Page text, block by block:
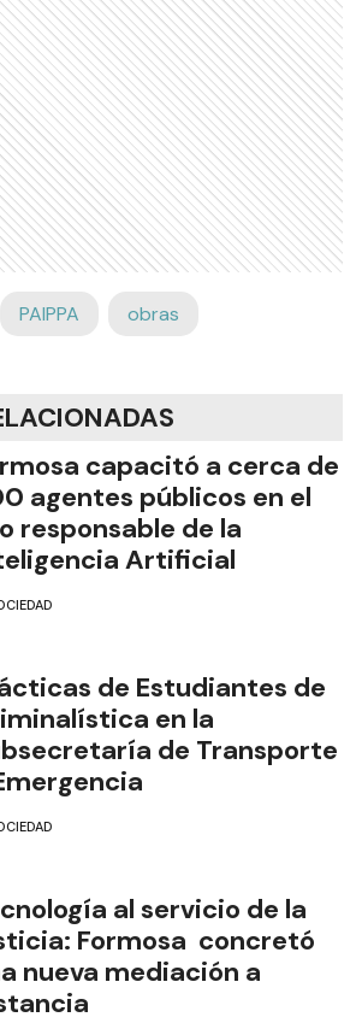
PAIPPA obras
capacitó a cerca de
agentes públicos en el
responsable de la
Artificial
de Estudiantes de
en la
de Transporte
al servicio de la
Formosa concretó
nueva mediación a